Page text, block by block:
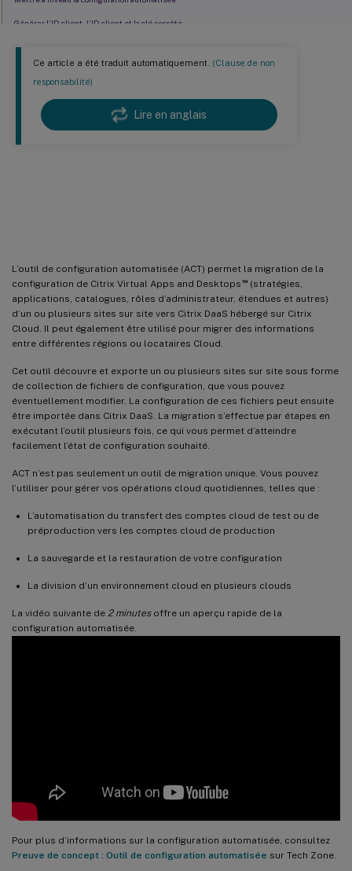
Ce article a été traduit automatiquement. (Clause de non
responsabilité)
Lire en anglais
L’outil de configuration automatisée (ACT) permet la migration de la
configuration de Citrix Virtual Apps and Desktops ™(stratégies,
applications, catalogues, rôles d’administrateur, étendues et autres)
d’un ou plusieurs sites sur site vers Citrix DaaS hébergé sur Citrix
Cloud. Il peut également être utilisé pour migrer des informations
entre différentes régions ou locataires Cloud.
Cet outil découvre et exporte un ou plusieurs sites sur site sous forme
de collection de fichiers de configuration, que vous pouvez
éventuellement modifier. La configuration de ces fichiers peut ensuite
être importée dans Citrix DaaS. La migration s’effectue par étapes en
exécutant l’outil plusieurs fois, ce qui vous permet d’atteindre
facilement l’état de configuration souhaité.
ACT n’est pas seulement un outil de migration unique. Vous pouvez
l’utiliser pour gérer vos opérations cloud quotidiennes, telles que :
L’automatisation du transfert des comptes cloud de test ou de
préproduction vers les comptes cloud de production
La sauvegarde et la restauration de votre configuration
La division d’un environnement cloud en plusieurs clouds
La vidéo suivante de 2 minutesoffre un aperçu rapide de la
configuration automatisée.
Pour plus d’informations sur la configuration automatisée, consultez
Preuve de concept : Outil de configuration automatisée sur Tech Zone.
Générer l’ID client, l’ID client et la clé secrète
Mettre à jour le fichier de sécurité pour les connexions d’hôte
Exporter votre configuration locale Citrix Virtual Apps and Desktops
Comprendre la migration des catalogues provisionnés par Machine Creation Services